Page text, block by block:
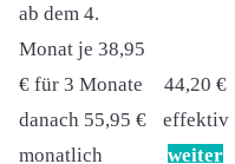
ab dem 4.
Monat je 38,95
€ für 3 Monate
danach 55,95 €
monatlich
44,20 €
effektiv
weiter